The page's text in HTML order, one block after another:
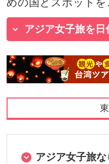
めの国とスポットを
アジア女子旅を
名
アジア女子旅